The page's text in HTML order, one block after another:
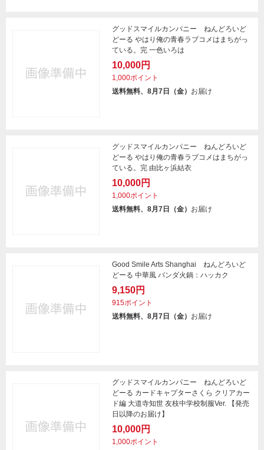
グッドスマイルカンパニー ねんどろいど
どーる やはり俺の青春ラブコメはまちがっ
ている。完 一色いろは
10,000円
1,000ポイント
送料無料、8月7日（金） お届け
グッドスマイルカンパニー ねんどろいど
どーる やはり俺の青春ラブコメはまちがっ
ている。完 由比ヶ浜結衣
10,000円
1,000ポイント
送料無料、8月7日（金） お届け
Good Smile Arts Shanghai ねんどろいど
どーる 中華風 パンダ火鍋：ハッカク
9,150円
915ポイント
送料無料、8月7日（金） お届け
グッドスマイルカンパニー ねんどろいど
どーる カードキャプターさくら クリアカー
ド編 大道寺知世 友枝中学校制服Ver. 【発売
日以降のお届け】
10,000円
1,000ポイント